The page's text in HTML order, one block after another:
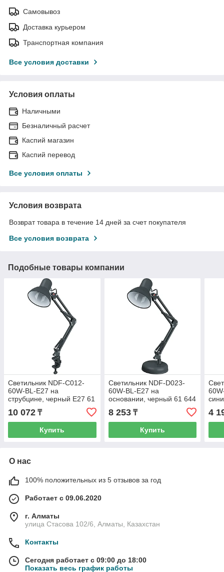
Самовывоз
Доставка курьером
Транспортная компания
Все условия доставки
Условия оплаты
Наличными
Безналичный расчет
Каспий магазин
Каспий перевод
Все условия оплаты
Условия возврата
Возврат товара в течение 14 дней за счет покупателя
Все условия возврата
Подобные товары компании
Светильник NDF-C012-
60W-BL-E27 на
струбцине, черный Е27 61
645 Navigator
10 072 ₸
Купить
Светильник NDF-D023-
60W-BL-E27 на
основании, черный 61 644
Navigator
8 253₸
Купить
4
О нас
100% положительных из 5 отзывов за год
Работает с 09.06.2020
г. Алматы
улица Стасова 102/6, Алматы, Казахстан
Контакты
Сегодня работает с 09:00 до 18:00
Показать весь график работы